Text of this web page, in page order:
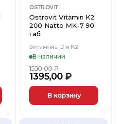
OSTROVIT
Ostrovit Vitamin K2
200 Natto MK-7 90
таб
Витамины D и K2
В наличии
1550,00₽
1395,00₽
В корзину